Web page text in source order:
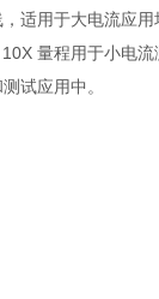
，适用于大电流应
10X 量程用于小电
试应用中。